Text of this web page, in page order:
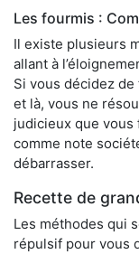
Les fourmis :
Il existe plusieurs
allant à
Si vous décidez
et là, vous ne
judicieux que vous
comme note
débarrasser.
Recette de
Les méthodes qui
répulsif pour vous